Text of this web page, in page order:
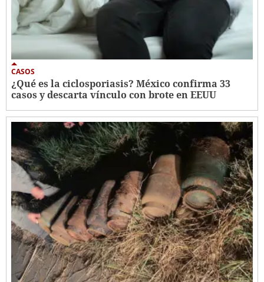
CASOS
¿Qué es la ciclosporiasis? México confirma 33
casos y descarta vínculo con brote en EEUU